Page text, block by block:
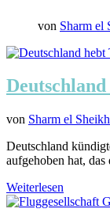
von Sharm el
von Sharm el Sheikh
Deutschland
aufgehoben hat, das
Weiterlesen